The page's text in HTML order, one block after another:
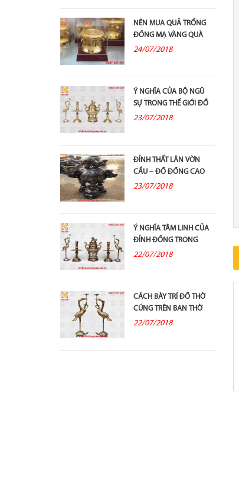
NÊN MUA QUẢ TRỐNG
ĐỒNG MẠ VÀNG QUÀ
TẶNG Ở ĐÂU?
24/07/2018
Ý NGHĨA CỦA BỘ NGŨ
SỰ TRONG THẾ GIỚI ĐỒ
ĐỒNG THỜ...
23/07/2018
ĐỈNH THẤT LÂN VỜN
CẦU – ĐỒ ĐỒNG CAO
CẤP VÀ Ý...
23/07/2018
Ý NGHĨA TÂM LINH CỦA
ĐỈNH ĐỒNG TRONG
THỜ CÚNG TỔ TIÊN
22/07/2018
CÁCH BÀY TRÍ ĐỒ THỜ
CÚNG TRÊN BAN THỜ
GIA TIÊN
22/07/2018